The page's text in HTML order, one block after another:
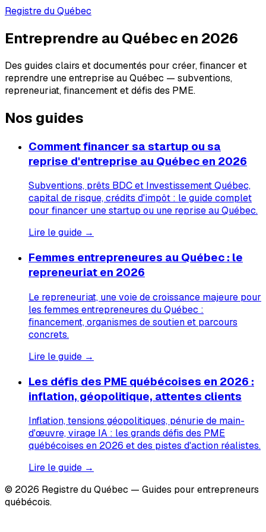
Registre du Québec
Entreprendre au Québec en 2026
Des guides clairs et documentés pour créer, financer et
reprendre une entreprise au Québec — subventions,
repreneuriat, financement et défis des PME.
Nos guides
Comment financer sa startup ou sa
reprise d'entreprise au Québec en 2026
Subventions, prêts BDC et Investissement Québec,
capital de risque, crédits d'impôt : le guide complet
pour financer une startup ou une reprise au Québec.
Lire le guide →
Femmes entrepreneures au Québec : le
repreneuriat en 2026
Le repreneuriat, une voie de croissance majeure pour
les femmes entrepreneures du Québec :
financement, organismes de soutien et parcours
concrets.
Lire le guide →
Les défis des PME québécoises en 2026 :
inflation, géopolitique, attentes clients
Inflation, tensions géopolitiques, pénurie de main-
d'œuvre, virage IA : les grands défis des PME
québécoises en 2026 et des pistes d'action réalistes.
Lire le guide →
© 2026 Registre du Québec — Guides pour entrepreneurs
québécois.